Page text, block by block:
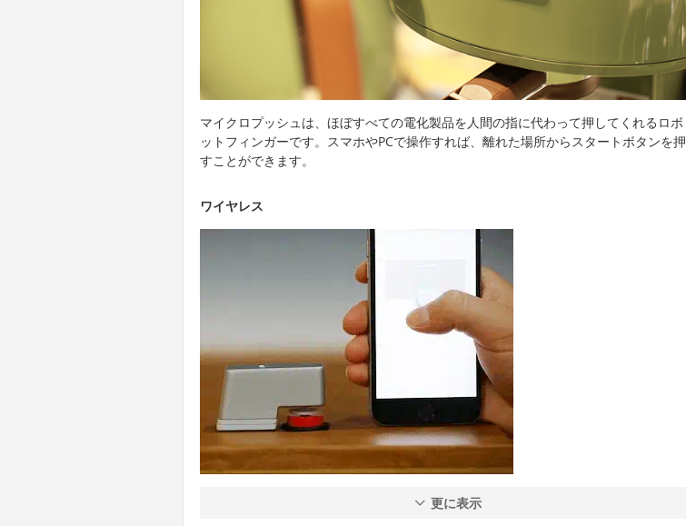
マイクロプッシュは、ほぼすべての電化製品を人間の指に代わって押してくれるロボ
ットフィンガーです。スマホやPCで操作すれば、離れた場所からスタートボタンを押
すことができます。
ワイヤレス
更に表示